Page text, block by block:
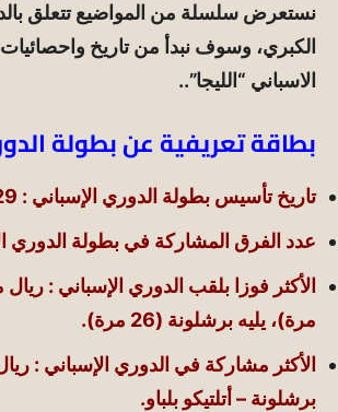
نستعرض سلسلة من المواضيع تتعلق
الكبري، وسوف نبدأ من تاريخ
الاسباني “الليجا”..
بطاقة تعريفية عن بطولة
تاريخ تأسيس بطولة الدوري الإسباني : 1929
عدد الفرق المشاركة في بطولة الدوري
مرة)، يليه برشلونة (26 مرة).
الأكثر مشاركة في الدوري الإسباني :
برشلونة – أتلتيكو بلباو.